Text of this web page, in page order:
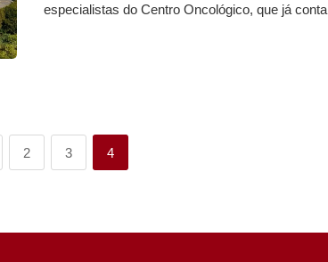
especialistas do Centro Oncológico, que já conta
2 3 4